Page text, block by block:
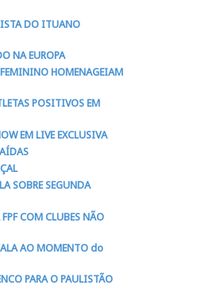
DO ITUANO
NA EUROPA
HOMENAGEIAM
POSITIVOS EM
EM LIVE EXCLUSIVA
SOBRE SEGUNDA
COM CLUBES NÃO
AO MOMENTO do
PARA O PAULISTÃO